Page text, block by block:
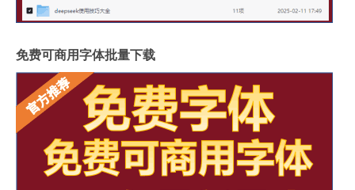
免费可商用字体批量下载